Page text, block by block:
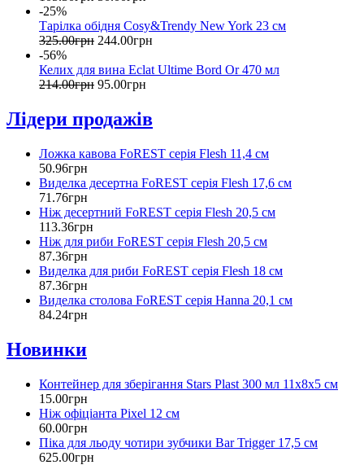
-25%
Тарілка обідня Cosy&Trendy New York 23 см
325.00грн 244.00грн
-56%
Келих для вина Eclat Ultime Bord Or 470 мл
214.00грн 95.00грн
Лідери продажів
Ложка кавова FoREST серія Flesh 11,4 см
50.96грн
Виделка десертна FoREST серія Flesh 17,6 см
71 .76грн
Ніж десертний FoREST серія Flesh 20,5 см
113.36грн
Ніж для риби FoREST серія Flesh 20,5 см
87.36грн
Виделка для риби FoREST серія Flesh 18 см
87.36грн
Виделка столова FoREST серія Hanna 20,1 см
84.24грн
Новинки
Контейнер для зберігання Stars Plast 300 мл 11х8х5 см
15.00грн
Ніж офіціанта Pixel 12 см
60.00грн
Піка для льоду чотири зубчики Bar Trigger 17,5 см
625.00грн